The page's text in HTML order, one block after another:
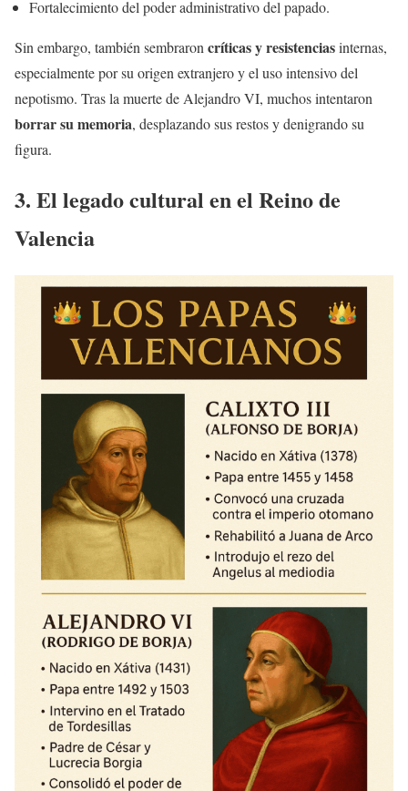
Fortalecimiento del poder administrativo del papado.
Sin embargo, también sembraroncríticas y resistenciasinternas,
especialmente por su origen extranjero y el uso intensivo del
nepotismo. Tras la muerte de Alejandro VI, muchos intentaron
borrar su memoria, desplazando sus restos y denigrando su
figura.
3. El legado cultural en el Reino de
Valencia